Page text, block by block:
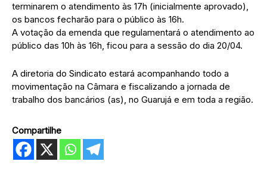
terminarem o atendimento às 17h (inicialmente aprovado),
os bancos fecharão para o público às 16h.
A votação da emenda que regulamentará o atendimento ao
público das 10h às 16h, ficou para a sessão do dia 20/04.
A diretoria do Sindicato estará acompanhando todo a
movimentação na Câmara e fiscalizando a jornada de
trabalho dos bancários (as), no Guarujá e em toda a região.
Compartilhe